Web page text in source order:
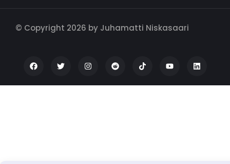
© Copyright 2026 by Juhamatti Niskasaari